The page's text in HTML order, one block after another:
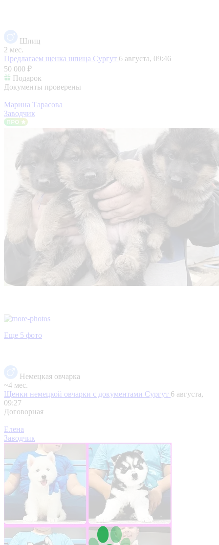
Шпиц
2 мес.
Предлагаем щенка шпица Сургут 6 августа, 09:46
50 000 ₽
Подарок
Документы проверены
Марина Тарасова
Заводчик
Еще 5 фото
Немецкая овчарка
~4 мес.
Щенки немецкой овчарки с документами Сургут 6 августа,
09:27
Договорная
Елена
Заводчик